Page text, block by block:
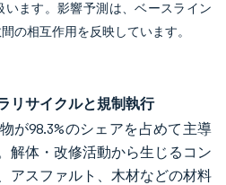
います。影響予測は、ベースライン
の相互作用を反映しています。
リサイクルと規制執行
が98.3%のシェアを占めて主導
解体・改修活動から生じるコン
アスファルト、木材などの材料